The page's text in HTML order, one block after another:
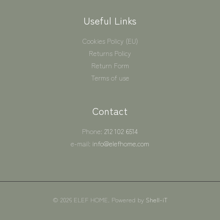
Useful Links
Cookies Policy (EU)
Returns Policy
Return Form
Terms of use
Contact
Phone: 212 102 6514
e-mail: info@elefhome.com
© 2026 ELEF HOME. Powered by Shell-iT